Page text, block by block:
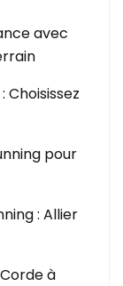
avec
Choisissez
pour
: Allier
à